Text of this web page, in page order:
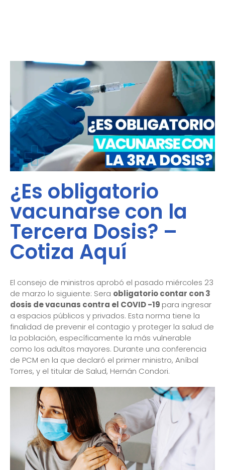
¿Es obligatorio
vacunarse con la
Tercera Dosis? –
Cotiza Aquí
El consejo de ministros aprobó el pasado miércoles 23
de marzo lo siguiente: Sera obligatorio contar con 3
dosis de vacunas contra el COVID -19 para ingresar
a espacios públicos y privados. Esta norma tiene la
finalidad de prevenir el contagio y proteger la salud de
la población, específicamente la más vulnerable
como los adultos mayores. Durante una conferencia
de PCM en la que declaró el primer ministro, Aníbal
Torres, y el titular de Salud, Hernán Condori.